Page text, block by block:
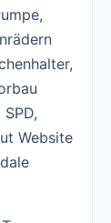
Website